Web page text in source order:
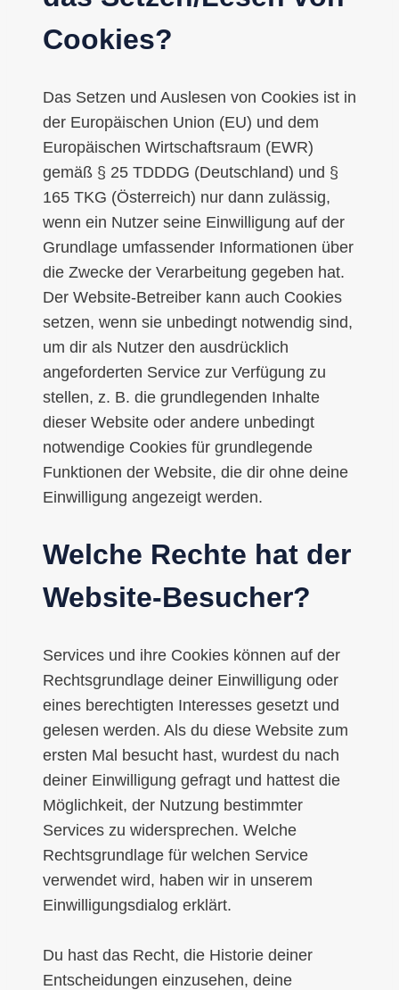
Cookies?
Das Setzen und Auslesen von Cookies ist in
der Europäischen Union (EU) und dem
Europäischen Wirtschaftsraum (EWR)
gemäß § 25 TDDDG (Deutschland) und §
165 TKG (Österreich) nur dann zulässig,
wenn ein Nutzer seine Einwilligung auf der
Grundlage umfassender Informationen über
die Zwecke der Verarbeitung gegeben hat.
Der Website-Betreiber kann auch Cookies
setzen, wenn sie unbedingt notwendig sind,
um dir als Nutzer den ausdrücklich
angeforderten Service zur Verfügung zu
stellen, z. B. die grundlegenden Inhalte
dieser Website oder andere unbedingt
notwendige Cookies für grundlegende
Funktionen der Website, die dir ohne deine
Einwilligung angezeigt werden.
Welche Rechte hat der
Website-Besucher?
Services und ihre Cookies können auf der
Rechtsgrundlage deiner Einwilligung oder
eines berechtigten Interesses gesetzt und
gelesen werden. Als du diese Website zum
ersten Mal besucht hast, wurdest du nach
deiner Einwilligung gefragt und hattest die
Möglichkeit, der Nutzung bestimmter
Services zu widersprechen. Welche
Rechtsgrundlage für welchen Service
verwendet wird, haben wir in unserem
Einwilligungsdialog erklärt.
Du hast das Recht, die Historie deiner
Entscheidungen einzusehen, deine